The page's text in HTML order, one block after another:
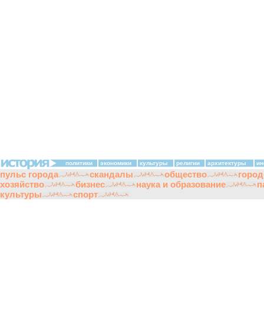
политики экономики культуры религии архитектуры
пульс города скандалы общество
хозяйство
бизнес наука и образование
культуры
спорт